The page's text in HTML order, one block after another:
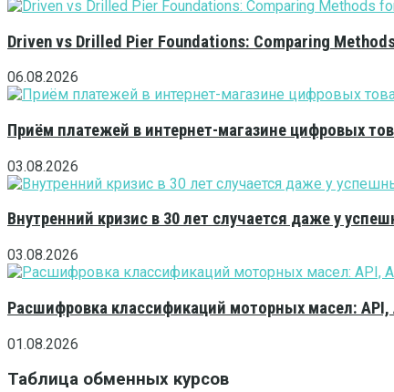
Driven vs Drilled Pier Foundations: Comparing
06.08.2026
Приём платежей в интернет-магазине цифровых
03.08.2026
Внутренний кризис в 30 лет случается даже у
03.08.2026
Расшифровка классификаций моторных масел: API,
01.08.2026
Таблица обменных курсов